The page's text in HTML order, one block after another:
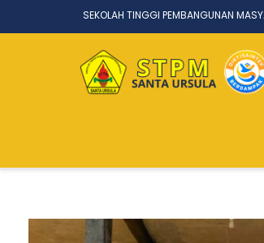
SEKOLAH TINGGI PEMBANGUNAN